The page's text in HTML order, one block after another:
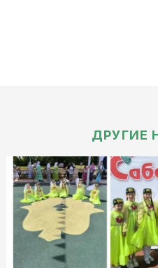
ДРУГИЕ